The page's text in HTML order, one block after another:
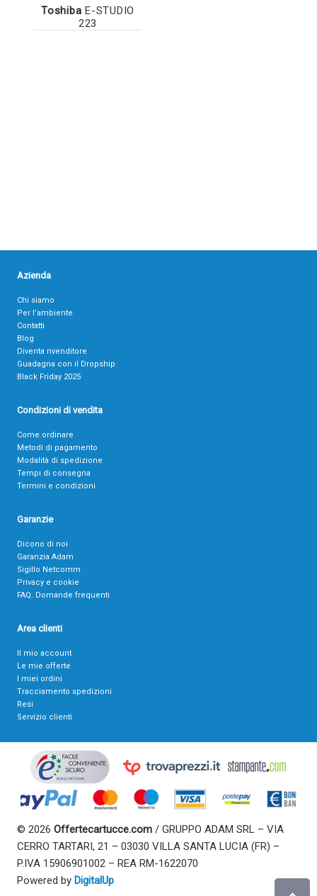
Toshiba E-STUDIO
223
Azienda
Chi siamo
Per l’ambiente
Contatti
Blog
Diventa rivenditore
Guadagna con il Dropship
Black Friday 2025
Condizioni di vendita
Come ordinare
Metodi di pagamento
Modalità di spedizione
Tempi di consegna
Termini e condizioni
Garanzie
Dicono di noi
Garanzia Adam
Sigillo Netcomm
Privacy e cookie
FAQ: Domande frequenti
Area clienti
Il mio account
Le mie offerte
I miei ordini
Tracciamento spedizioni
Resi
Servizio clienti
© 2026 Offertecartucce.com / GRUPPO ADAM SRL – VIA
CERRO TARTARI, 21 – 03030 VILLA SANTA LUCIA (FR) –
P.IVA 15906901002 – REA RM-1622070
Powered by DigitalUp